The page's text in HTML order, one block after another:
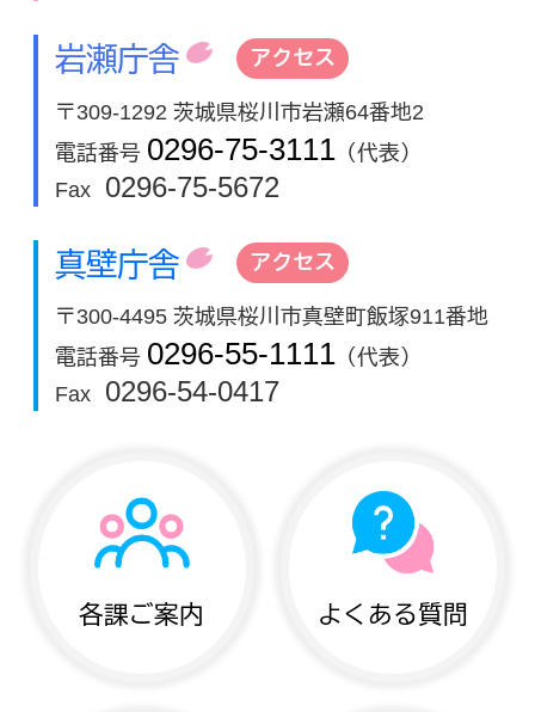
岩瀬庁舎 アクセス
〒309-1292 茨城県桜川市岩瀬64番地2
電話番号 0296-75-3111 （代表）
Fax
0296-75-5672
真壁庁舎 アクセス
〒300-4495 茨城県桜川市真壁町飯塚911番地
電話番号 0296-55-1111 （代表）
Fax
0296-54-0417
各課ご案内 よくある質問